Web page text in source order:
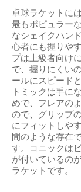
卓球ラケットに
最もポピュラー
なシェイクハン
心者にも握りや
プは上級者向け
で、握りにくい
ールにスピード
トミックは手に
めで、フレアの
ので、グリップ
にフィットしや
間のような存在
す。コニックは
が付いているの
ラケットです。